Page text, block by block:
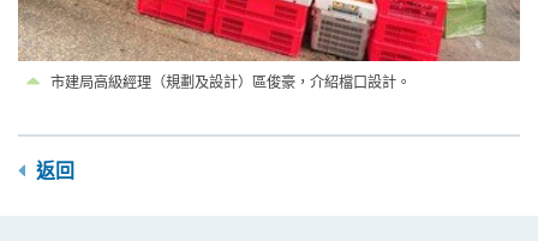
市建局高級經理（規劃及設計）區俊豪，介紹檔口設計。
返回